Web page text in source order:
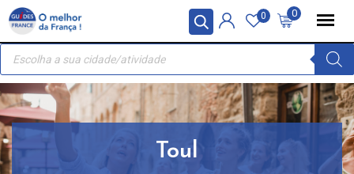
Painel de Gerenciamento de Cookies
Skip
content
0
0
Recherche
produits
Toul